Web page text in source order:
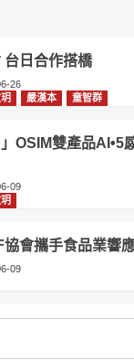
台日合作搭橋
26
嚴漢本 童智群
OSIM雙產品AI•5
09
會攜手食品業響
09